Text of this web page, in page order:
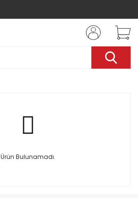
Ürün Bulunamadı.